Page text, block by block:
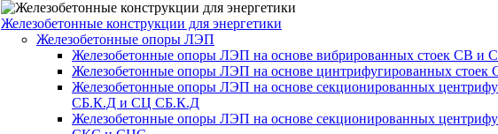
Железобетонные конструкции для энергетики
Железобетонные опоры ЛЭП
Железобетонные опоры ЛЭП на основе вибрированных стоек СВ и
Железобетонные опоры ЛЭП на основе цинтрифугированных
Железобетонные опоры ЛЭП на основе секционированных
СБ.К.Д и СЦ СБ.К.Д
Железобетонные опоры ЛЭП на основе секционированных